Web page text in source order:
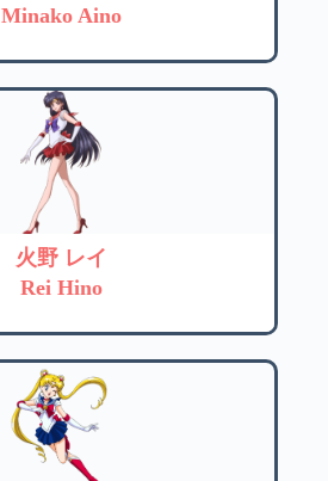
Minako Aino
火野 レイ
Rei Hino